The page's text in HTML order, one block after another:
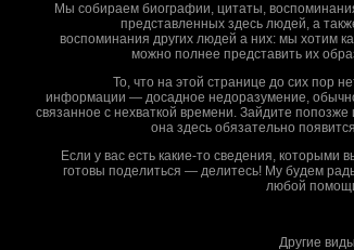
Мы собираем биографии, цитаты,
представленных здесь людей, а
воспоминания других людей а них: мы хотим
можно полнее представить их
То, что на этой странице до сих пор
информации — досадное недоразумение,
связанное с нехваткой времени. Зайдите попозже
она здесь обязательно
Если у вас есть какие-то сведения, которыми
готовы поделиться — делитесь! Му будем
любой
Другие